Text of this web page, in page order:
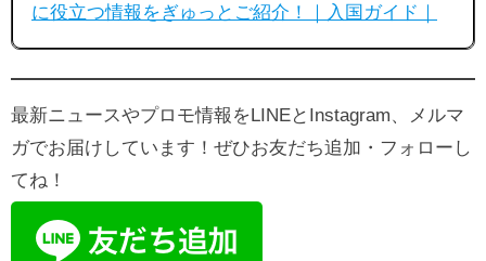
に役立つ情報をぎゅっとご紹介！｜入国ガイド｜
最新ニュースやプロモ情報をLINEとInstagram、メルマ
ガでお届けしています！ぜひお友だち追加・フォローし
てね！